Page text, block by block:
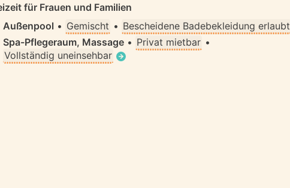
für Frauen und Familien
Außenpool • Gemischt • Bescheidene Badebekleidung erlaubt
Spa-Pflegeraum, Massage • Privat mietbar •
Vollständig uneinsehbar